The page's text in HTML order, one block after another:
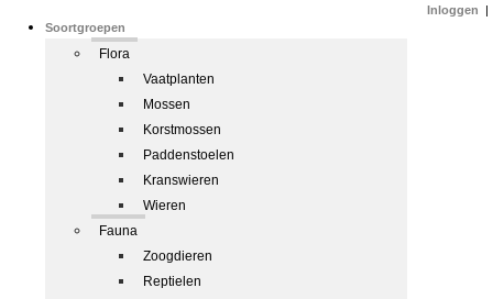
Soortgroepen
Flora
Vaatplanten
Mossen
Korstmossen
Paddenstoelen
Kranswieren
Wieren
Fauna
Zoogdieren
Reptielen
Inloggen |